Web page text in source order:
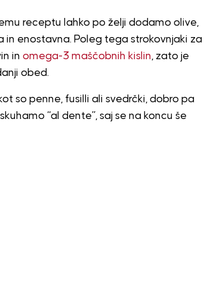
receptu lahko po želji dodamo olive,
in enostavna. Poleg tega strokovnjaki za
in omega-3 maščobnih kislin , zato je
obed.
so penne, fusilli ali svedrčki, dobro pa
“al dente”, saj se na koncu še